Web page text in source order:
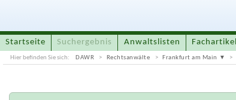
Startseite Suchergebnis Anwaltslisten Fachartikel
Hier befinden Sie sich: DAWR Rechtsanwälte Frankfurt am Main